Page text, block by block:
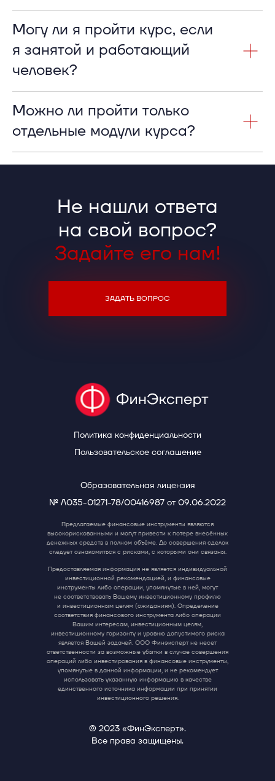
Могу ли я пройти курс, если
я занятой и работающий
человек?
Можно ли пройти только
отдельные модули курса?
Не нашли ответа
на свой вопрос?
Задайте его нам!
ЗАДАТЬ ВОПРОС
© 2023 «ФинЭксперт».
Все права защищены.
Политика конфиденциальности
Пользовательское соглашение
Предлагаемые финансовые инструменты являются
высокорискованными и могут привести к потере внесённых
денежных средств в полном объёме. До совершения сделок
следует ознакомиться с рисками, с которыми они связаны.
Предоставляемая информация не является индивидуальной
инвестиционной рекомендацией, и финансовые
инструменты либо операции, упомянутые в ней, могут
не соответствовать Вашему инвестиционному профилю
и инвестиционным целям (ожиданиям). Определение
соответствия финансового инструмента либо операции
Вашим интересам, инвестиционным целям,
инвестиционному горизонту и уровню допустимого риска
является Вашей задачей. ООО Финэксперт не несет
ответственности за возможные убытки в случае совершения
операций либо инвестирования в финансовые инструменты,
упомянутые в данной информации, и не рекомендует
использовать указанную информацию в качестве
единственного источника информации при принятии
инвестиционного решения.
Образовательная лицензия
№ Л035-01271-78/00416987 от 09.06.2022